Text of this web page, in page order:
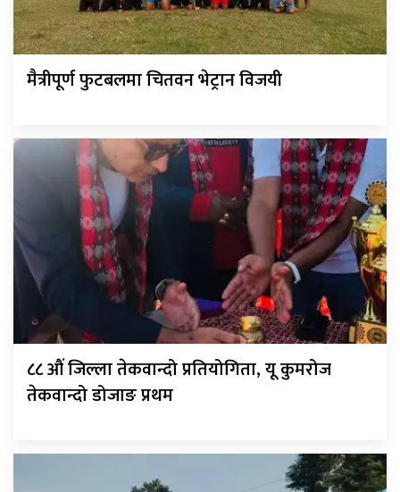
मैत्रीपूर्ण फुटबलमा चितवन भेट्रान विजयी
८८ औं जिल्ला तेकवान्दो प्रतियोगिता, यू कुमरोज
तेकवान्दो डोजाङ प्रथम